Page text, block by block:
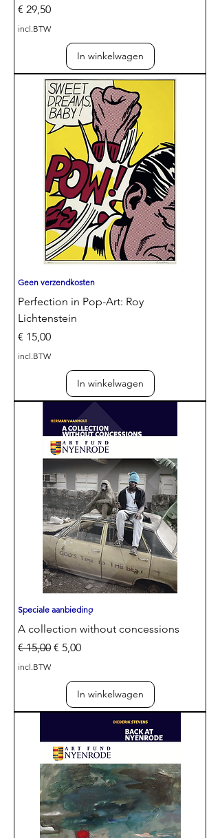
Prijs
€ 29,50
incl.BTW
In winkelwagen
Geen verzendkosten
Perfection in Pop-Art: Roy
Lichtenstein
Prijs
€ 15,00
incl.BTW
In winkelwagen
Speciale aanbieding
A collection without concessions
Normale prijs
€ 15,00 Verkoopprijs
€ 5,00
incl.BTW
In winkelwagen